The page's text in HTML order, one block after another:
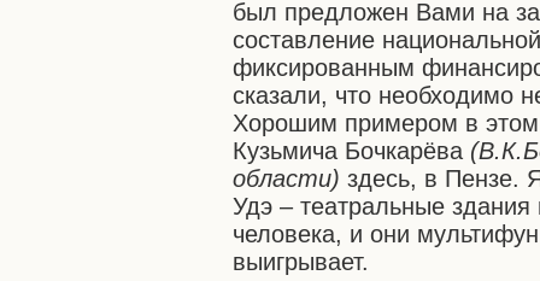
был предложен Вами на
составление
фиксированным
сказали, что необходимо
Хорошим примером в этом
Кузьмича Бочкарёва
области) здесь, в Пензе.
Удэ – театральные
человека, и они
выигрывает.